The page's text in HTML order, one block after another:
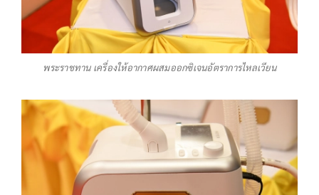
พระราชทาน เครื่องให้อากาศผสมออกซิเจนอัตราการไหลเวียน